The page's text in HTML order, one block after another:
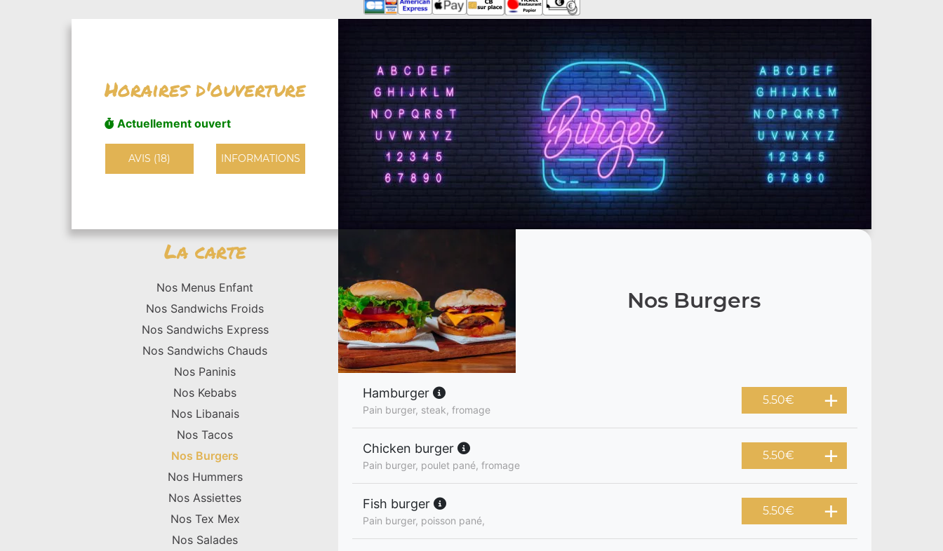
Horaires d'ouverture
Actuellement ouvert
AVIS (18) INFORMATIONS
La carte
Nos Menus Enfant
Nos Sandwichs Froids
Nos Sandwichs Express
Nos Sandwichs Chauds
Nos Paninis
Nos Kebabs
Nos Libanais
Nos Tacos
Nos Burgers
Nos Hummers
Nos Assiettes
Nos Tex Mex
Nos Salades
Nos Burgers
Hamburger
Pain burger, steak, fromage
5.50€
Chicken burger
Pain burger, poulet pané, fromage
5.50€
Fish burger
Pain burger, poisson pané,
5.50€